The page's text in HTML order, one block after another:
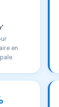
en